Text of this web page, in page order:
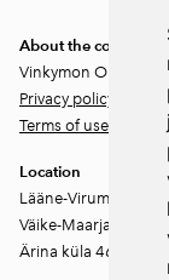
About the company
Vinkymon OÜ
Privacy policy
Terms of use
Location
Lääne-Virumaa
Väike-Maarja vald
Ärina küla 46202